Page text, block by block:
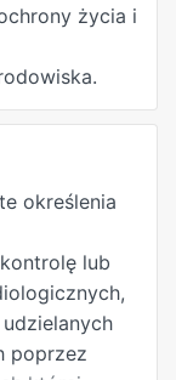
Unii
2.
za
3. Ustawę
działania
życia i
określenia
lub
poprzez